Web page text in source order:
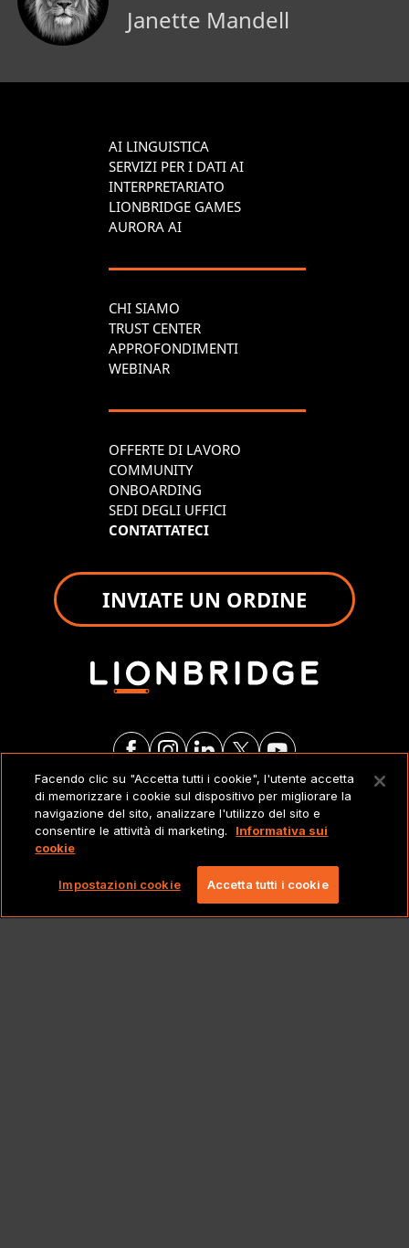
Janette Mandell
AI LINGUISTICA
SERVIZI PER I DATI AI
INTERPRETARIATO
LIONBRIDGE GAMES
AURORA AI
CHI SIAMO
TRUST CENTER
APPROFONDIMENTI
WEBINAR
OFFERTE DI LAVORO
COMMUNITY
ONBOARDING
SEDI DEGLI UFFICI
CONTATTATECI
INVIATE UN ORDINE
NOTE LEGALI
Copyright 2026 Lionbridge Technologies, LLC. Tutti
i diritti riservati.
Facendo clic su "Accetta tutti i cookie", l'utente accetta
di memorizzare i cookie sul dispositivo per migliorare la
navigazione del sito, analizzare l'utilizzo del sito e
consentire le attività di marketing.
Informativa sui
cookie
Impostazioni cookie Accetta tutti i cookie